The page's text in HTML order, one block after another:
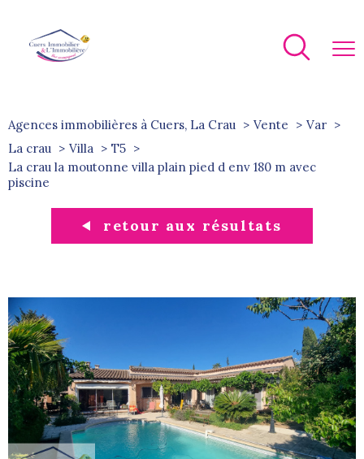
Agences immobilières à Cuers, La Crau Vente
Var
La crau
Villa
T5
la crau la moutonne villa plain pied d env 180 m avec
piscine
retour aux résultats